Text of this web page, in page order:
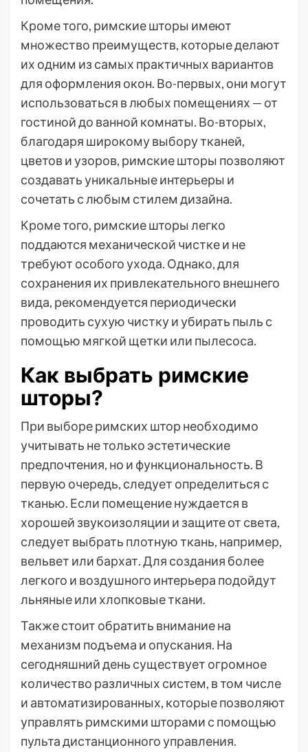
Кроме того, римские шторы имеют
множество преимуществ, которые делают
их одним из самых практичных вариантов
для оформления окон. Во-первых, они могут
использоваться в любых помещениях — от
гостиной до ванной комнаты. Во-вторых,
благодаря широкому выбору тканей,
цветов и узоров, римские шторы позволяют
создавать уникальные интерьеры и
сочетать с любым стилем дизайна.
Кроме того, римские шторы легко
поддаются механической чистке и не
требуют особого ухода. Однако, для
сохранения их привлекательного внешнего
вида, рекомендуется периодически
проводить сухую чистку и убирать пыль с
помощью мягкой щетки или пылесоса.
Как выбрать римские
шторы?
При выборе римских штор необходимо
учитывать не только эстетические
предпочтения, но и функциональность. В
первую очередь, следует определиться с
тканью. Если помещение нуждается в
хорошей звукоизоляции и защите от света,
следует выбрать плотную ткань, например,
вельвет или бархат. Для создания более
легкого и воздушного интерьера подойдут
льняные или хлопковые ткани.
Также стоит обратить внимание на
механизм подъема и опускания. На
сегодняшний день существует огромное
количество различных систем, в том числе
и автоматизированных, которые позволяют
управлять римскими шторами с помощью
пульта дистанционного управления.